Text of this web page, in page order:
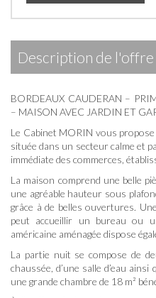
description de l'offre
BORDEAUX CAUDERAN –
– MAISON AVEC JARDIN ET
Le Cabinet MORIN vous
située dans un secteur calme et
immédiate des commerces,
La maison comprend une belle
une agréable hauteur sous
grâce à de belles ouvertures.
peut accueillir un bureau ou
américaine aménagée dispose
La partie nuit se compose de
chaussée, d’une salle d’eau ainsi
une grande chambre de 18 m²